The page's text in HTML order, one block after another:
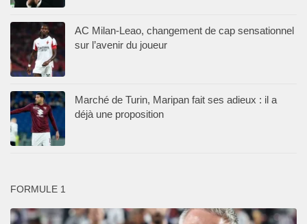
AC Milan-Leao, changement de cap sensationnel
sur l’avenir du joueur
Marché de Turin, Maripan fait ses adieux : il a
déjà une proposition
FORMULE 1